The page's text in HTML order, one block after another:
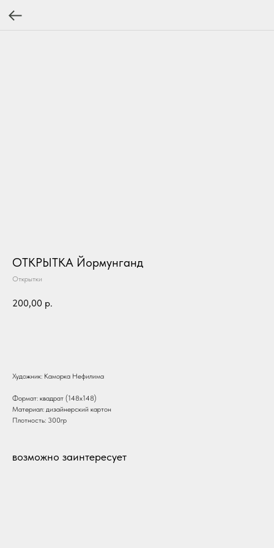
ОТКРЫТКА Йормунганд
Открытки
200,00 р.
Художник: Каморка Нефилима
Формат: квадрат (148х148)
Материал: дизайнерский картон
Плотность: 300гр
возможно заинтересует